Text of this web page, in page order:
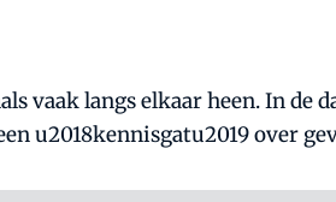
vaak langs elkaar heen. In de
u2018kennisgatu2019 over